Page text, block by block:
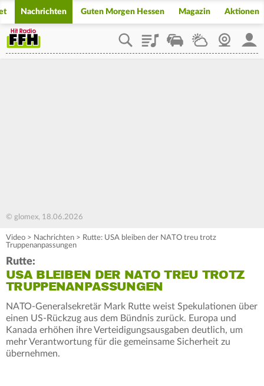
Nachrichten Guten Morgen Hessen Magazin Aktionen
PlaylistStaupilotWetterWebcam
© glomex, 18.06.2026
Video > Nachrichten > Rutte: USA bleiben der NATO treu trotz
Truppenanpassungen
Rutte:
USA BLEIBEN DER NATO TREU TROTZ
TRUPPENANPASSUNGEN
NATO-Generalsekretär Mark Rutte weist Spekulationen über
einen US-Rückzug aus dem Bündnis zurück. Europa und
Kanada erhöhen ihre Verteidigungsausgaben deutlich, um
mehr Verantwortung für die gemeinsame Sicherheit zu
übernehmen.